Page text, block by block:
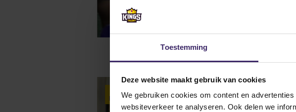
Toestemming
Deze website maakt gebruik van cookies
We gebruiken cookies om content en
websiteverkeer te analyseren. Ook delen we
Nov